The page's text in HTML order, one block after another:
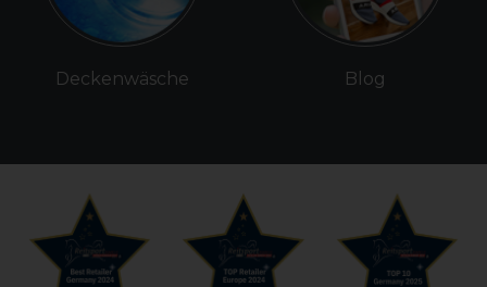
Deckenwäsche Blog